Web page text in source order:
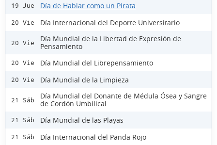
19 Jue Día de Hablar como un Pirata
20 Vie Día Internacional del Deporte Universitario
20 Vie
Día Mundial de la Libertad de Expresión de
Pensamiento
20 Vie Día Mundial del Librepensamiento
20 Vie Día Mundial de la Limpieza
21 Sáb
Día Mundial del Donante de Médula Ósea y Sangre
de Cordón Umbilical
21 Sáb Día Mundial de las Playas
21 Sáb Día Internacional del Panda Rojo